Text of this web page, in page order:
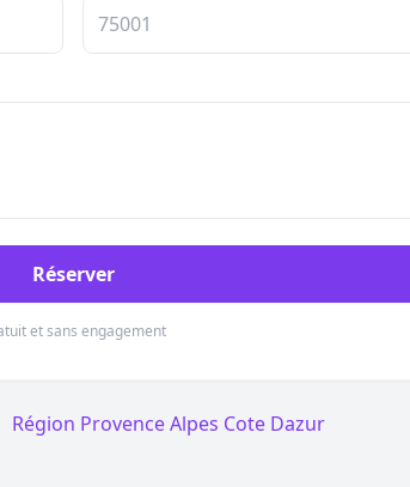
Réserver
et sans engagement
Région Provence Alpes Cote Dazur